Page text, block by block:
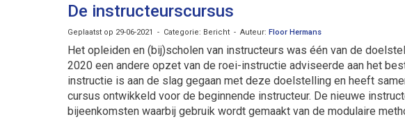
De instructeurscursus
Geplaatst op 29-06-2021 - Categorie: Bericht - Auteur: Floor Hermans
Het opleiden en (bij)scholen van instructeurs was één van de
2020 een andere opzet van de roei-instructie adviseerde aan het
instructie is aan de slag gegaan met deze doelstelling en heeft
cursus ontwikkeld voor de beginnende instructeur. De nieuwe
bijeenkomsten waarbij gebruik wordt gemaakt van de modulaire